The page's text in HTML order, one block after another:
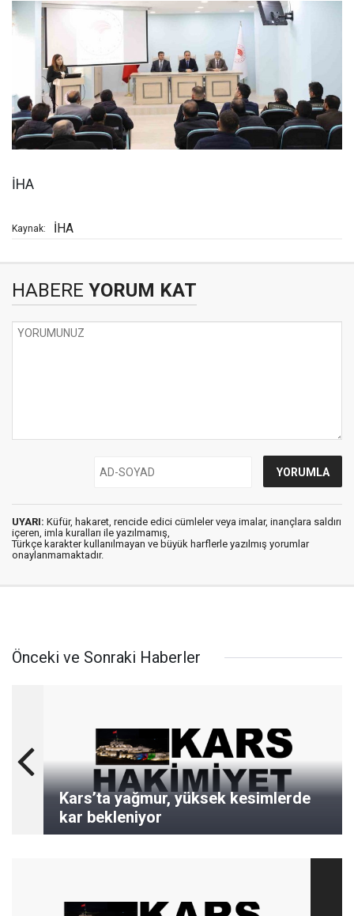
İHA
Kaynak: İHA
HABERE YORUM KAT
UYARI: Küfür, hakaret, rencide edici cümleler veya imalar, inançlara saldırı
içeren, imla kuralları ile yazılmamış,
Türkçe karakter kullanılmayan ve büyük harflerle yazılmış yorumlar
onaylanmamaktadır.
Önceki ve Sonraki Haberler
Kars’ta yağmur, yüksek kesimlerde
kar bekleniyor